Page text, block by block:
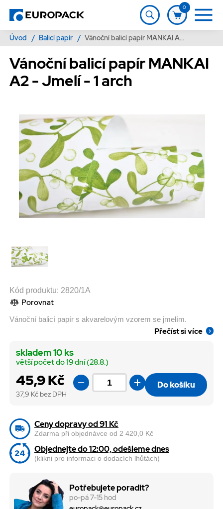
0
Úvod / Balicí papír / Vánoční balicí papír MANKAI A2 - Jmelí - 1 arch
Vánoční balicí papír MANKAI
A2 - Jmelí - 1 arch
Kód produktu: 2820/1A
Porovnat
Vánoční balicí papír s akvarelovým vzorem se jmelím.
Přečíst si více
45,9 Kč
37,9 Kč bez DPH
skladem 10 ks
větší počet do 19 dní (28.8.)
Do košíku
Ceny dopravy od 91 Kč
Zdarma při objednávce od 2 420,0 Kč
Objednejte do 12:00, odešleme dnes
(klikni pro informaci o dodacích lhůtách)
Potřebujete poradit?
po-pá 7-15 hod